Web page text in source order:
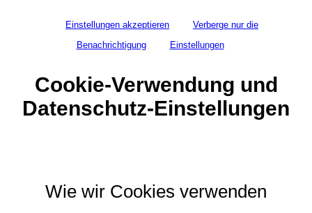
Einstellungen akzeptieren
Verberge nur die
Benachrichtigung
Einstellungen
Cookie-Verwendung und
Datenschutz-Einstellungen
Wie wir Cookies verwenden